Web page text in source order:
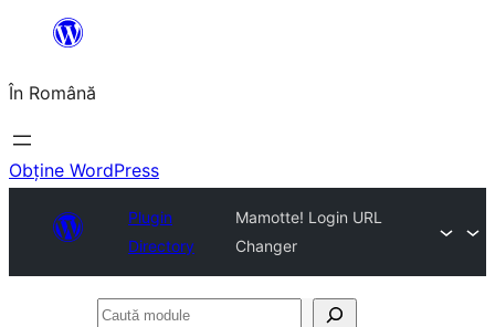
conținut
În Română
Obține WordPress
Plugin
Directory
Mamotte! Login URL
Changer
Caută